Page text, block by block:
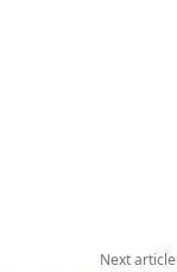
Next article